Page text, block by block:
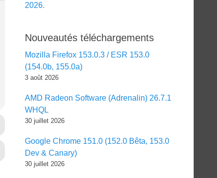
2026.
Nouveautés téléchargements
Mozilla Firefox 153.0.3 / ESR 153.0
(154.0b, 155.0a)
3 août 2026
AMD Radeon Software (Adrenalin) 26.7.1
WHQL
30 juillet 2026
Google Chrome 151.0 (152.0 Bêta, 153.0
Dev & Canary)
30 juillet 2026